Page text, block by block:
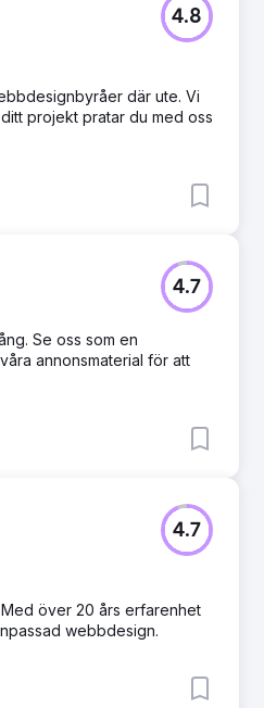
4.8
där ute. Vi
projekt pratar du med oss
4.7
Se oss som en
annonsmaterial för att
4.7
över 20 års erfarenhet
webbdesign.